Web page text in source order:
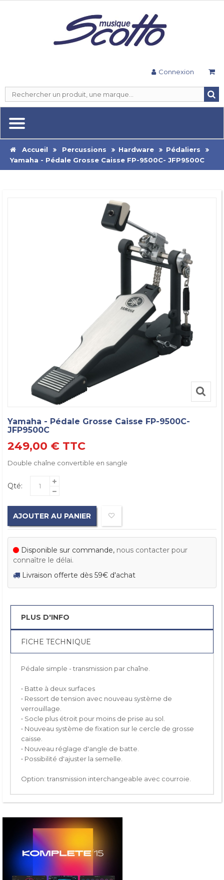
Connexion
Accueil Percussions Hardware
Pédaliers
Yamaha - Pédale Grosse Caisse FP-9500C- JFP9500C
Yamaha - Pédale Grosse Caisse FP-9500C-
JFP9500C
249,00 € TTC
Double chaîne convertible en sangle
Qté:
AJOUTER AU PANIER
Disponible sur commande, nous contacter pour
connaître le délai.
Livraison offerte dès 59€ d'achat
PLUS D'INFO
FICHE TECHNIQUE
Pédale simple - transmission par chaîne.
• Batte à deux surfaces
• Ressort de tension avec nouveau système de
verrouillage.
• Socle plus étroit pour moins de prise au sol.
• Nouveau système de fixation sur le cercle de grosse
caisse.
• Nouveau réglage d'angle de batte.
• Possibilité d'ajuster la semelle.
Option: transmission interchangeable avec courroie.